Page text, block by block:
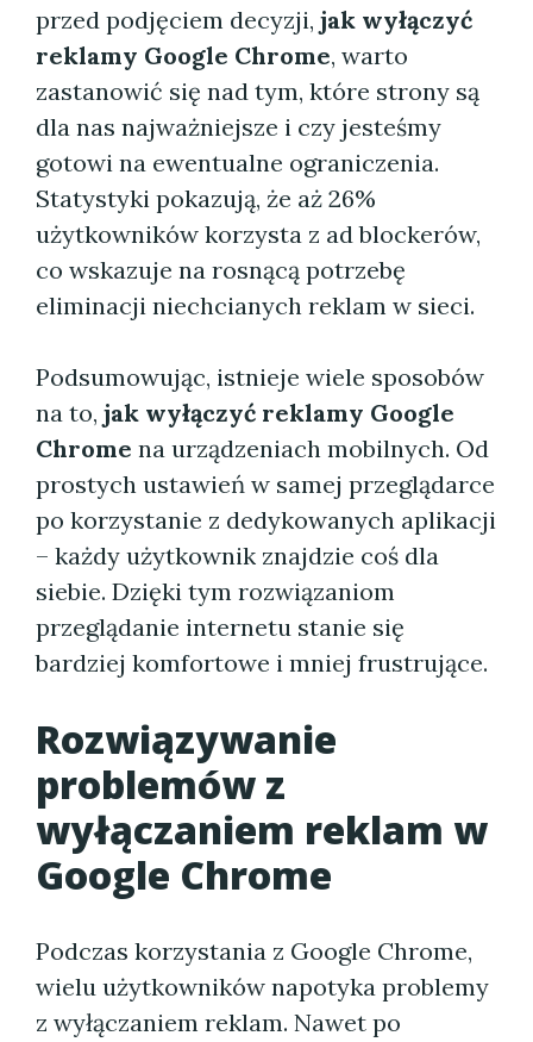
przed podjęciem decyzji, jak wyłączyć
reklamy Google Chrome, warto
zastanowić się nad tym, które strony są
dla nas najważniejsze i czy jesteśmy
gotowi na ewentualne ograniczenia.
Statystyki pokazują, że aż 26%
użytkowników korzysta z ad blockerów,
co wskazuje na rosnącą potrzebę
eliminacji niechcianych reklam w sieci.
Podsumowując, istnieje wiele sposobów
na to, jak wyłączyć reklamy Google
Chrome na urządzeniach mobilnych. Od
prostych ustawień w samej przeglądarce
po korzystanie z dedykowanych aplikacji
– każdy użytkownik znajdzie coś dla
siebie. Dzięki tym rozwiązaniom
przeglądanie internetu stanie się
bardziej komfortowe i mniej frustrujące.
Rozwiązywanie
problemów z
wyłączaniem reklam w
Google Chrome
Podczas korzystania z Google Chrome,
wielu użytkowników napotyka problemy
z wyłączaniem reklam. Nawet po